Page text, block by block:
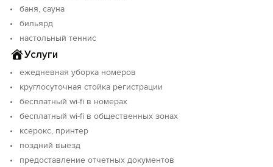
баня, сауна
бильярд
настольный теннис
Услуги
ежедневная уборка номеров
круглосуточная стойка регистрации
бесплатный wi-fi в номерах
бесплатный wi-fi в общественных зонах
ксерокс, принтер
поздний выезд
предоставление отчетных документов